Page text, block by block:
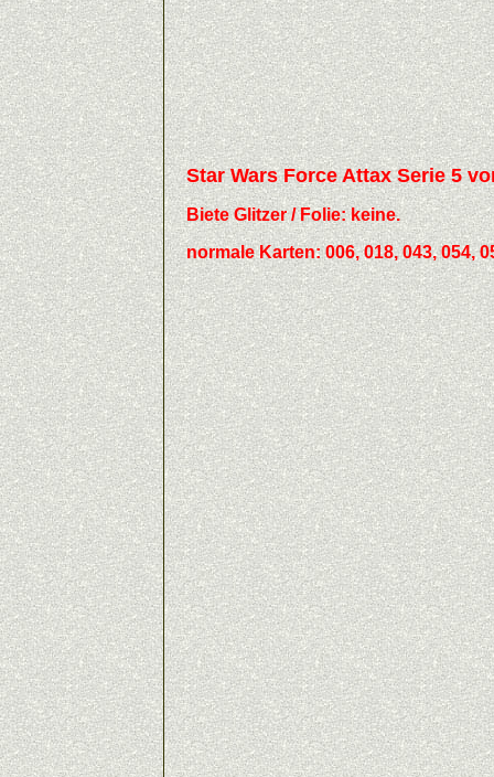
Star Wars Force Attax Serie
BieteGlitzer / Folie:keine.
normale Karten: 006, 018, 043, 054,